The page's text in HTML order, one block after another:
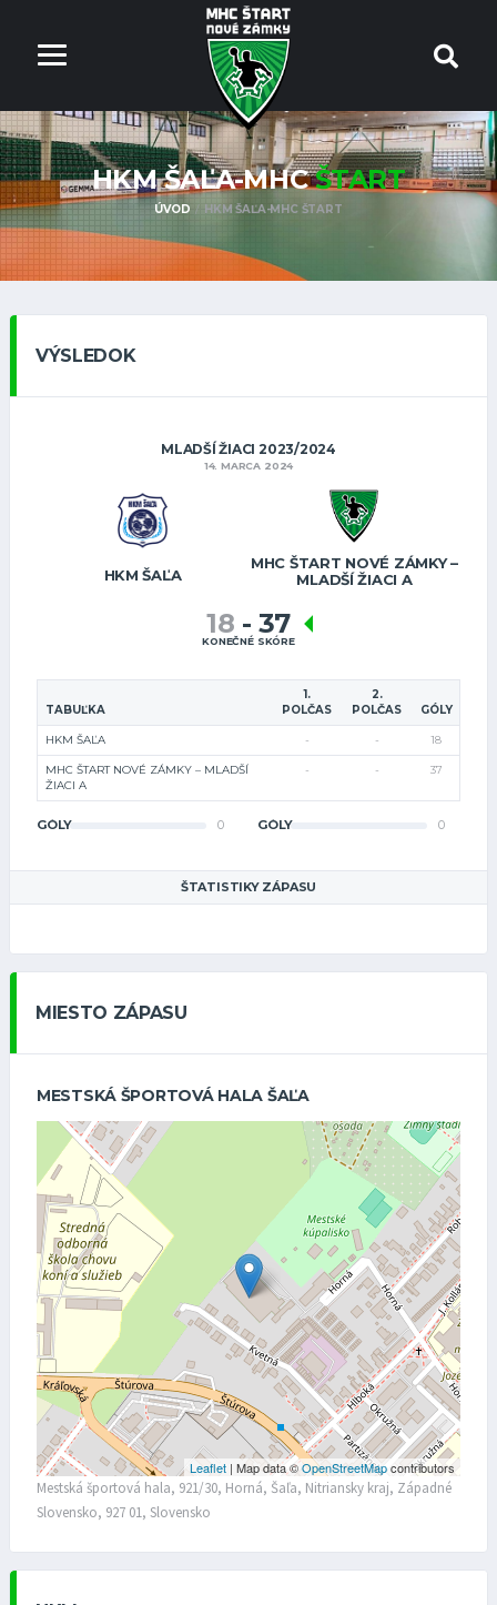
HKM ŠAĽA-MHCŠTART
ÚVOD HKM ŠAĽA-MHC ŠTART
VÝSLEDOK
MLADŠÍ ŽIACI 2023/2024
14. MARCA 2024
HKM ŠAĽA
MHC ŠTART NOVÉ ZÁMKY –
MLADŠÍ ŽIACI A
18 - 37
KONEČNÉ SKÓRE
TABUĽKA
1.
POLČAS
2.
POLČAS
GÓLY
HKM ŠAĽA - - 18
MHC ŠTART NOVÉ ZÁMKY – MLADŠÍ
ŽIACI A
- - 37
GÓLY 0 GÓLY 0
ŠTATISTIKY ZÁPASU
MIESTO ZÁPASU
MESTSKÁ ŠPORTOVÁ HALA ŠAĽA
Leaflet | Map data ©OpenStreetMapcontributors
Mestská športová hala, 921/30, Horná, Šaľa, Nitriansky kraj, Západné
Slovensko, 927 01, Slovensko